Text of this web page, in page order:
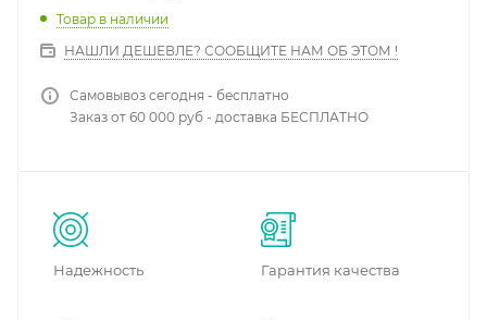
Товар в наличии
НАШЛИ ДЕШЕВЛЕ? СООБЩИТЕ НАМ ОБ ЭТОМ !
Самовывоз сегодня - бесплатно
Заказ от 60 000 руб - доставка БЕСПЛАТНО
Надежность Гарантия качества